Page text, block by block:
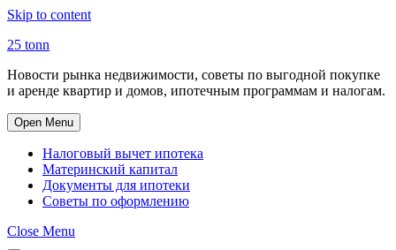
Skip to content
25 tonn
Новости рынка недвижимости, советы по выгодной покупке
и аренде квартир и домов, ипотечным программам и налогам.
Open Menu
Налоговый вычет ипотека
Материнский капитал
Документы для ипотеки
Советы по оформлению
Close Menu